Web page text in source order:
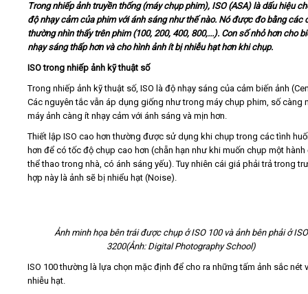
Video
Kiến thức
Liên hệ - Đăng ký
Trong nhiếp ảnh truyền thống (máy chụp phim), ISO (ASA) là dấu hiệu
độ nhạy cảm của phim với ánh sáng như thế nào. Nó được đo bằng các
thường nhìn thấy trên phim (100, 200, 400, 800,...). Con số nhỏ hơn cho
nhạy sáng thấp hơn và cho hình ảnh ít bị nhiễu hạt hơn khi chụp.
ISO trong nhiếp ảnh kỹ thuật số
Trong nhiếp ảnh kỹ thuật số, ISO là độ nhạy sáng của cảm biến ảnh
Các nguyên tắc vẫn áp dụng giống như trong máy chụp phim, số càng
máy ảnh càng ít nhạy cảm với ánh sáng và mịn hơn.
Thiết lập ISO cao hơn thường được sử dụng khi chụp trong các tình
hơn để có tốc độ chụp cao hơn (chẵn hạn như khi muốn chụp một hành
thể thao trong nhà, có ánh sáng yếu). Tuy nhiên cái giá phải trả trong
hợp này là ảnh sẽ bị nhiểu hạt (Noise).
Ảnh minh họa bên trái được chụp ở ISO 100 và ảnh bên phải ở ISO
3200(Ảnh: Digital Photography School)
ISO 100 thường là lựa chọn mặc định để cho ra những tấm ảnh sắc nét
nhiễu hạt.